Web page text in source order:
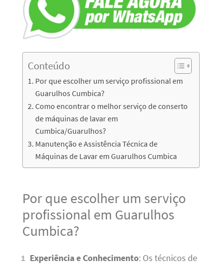
Conteúdo
Por que escolher um serviço profissional em
Guarulhos Cumbica?
Como encontrar o melhor serviço de conserto
de máquinas de lavar em
Cumbica/Guarulhos?
Manutenção e Assistência Técnica de
Máquinas de Lavar em Guarulhos Cumbica
Por que escolher um serviço
profissional em Guarulhos
Cumbica?
Experiência e Conhecimento: Os técnicos de